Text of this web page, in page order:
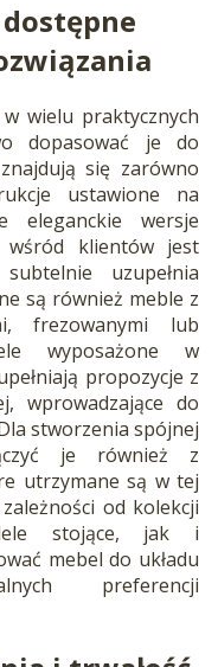
wielu praktycznych
dopasować je do
się zarówno
ustawione na
eleganckie wersje
wśród klientów jest
uzupełnia
są również meble z
frezowanymi lub
wyposażone w
propozycje z
wprowadzające do
stworzenia spójnej
je również z
utrzymane są w tej
od kolekcji
stojące, jak i
mebel do układu
preferencji